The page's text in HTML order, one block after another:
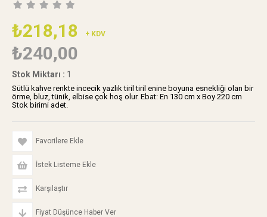
₺218,18 + KDV
₺240,00
Stok Miktarı : 1
Sütlü kahve renkte incecik yazlık tiril tiril enine boyuna esnekliği olan bir
örme, bluz, tünik, elbise çok hoş olur. Ebat: En 130 cm x Boy 220 cm
Stok birimi adet.
Favorilere Ekle
İstek Listeme Ekle
Karşılaştır
Fiyat Düşünce Haber Ver